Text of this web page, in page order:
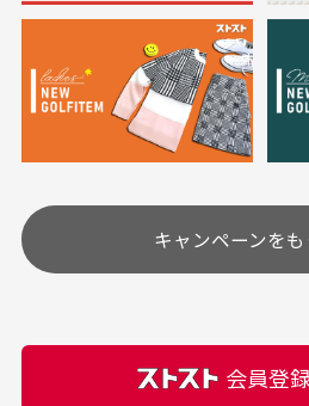
30代女性
高価なブルゾンがお
高価なブルゾンがお安く
購入できました。状態も
最高でした。
す
※必ず１つのショッピングカ
ご注文下さいませ。
定休日はありますか？
土.日.祝日は定休日となってお
その他の休日につきましては
頂きます。
カートの有効時間はありま
においについて
ユーズド商品の特性故、メン
すが、におい（煙草、香水、
り、柔軟剤等)が付着してい
付属品について
付属品の記載につきましては
正規代理店にて購入された際
ある場合もございます。
キャンペーンを
会員登